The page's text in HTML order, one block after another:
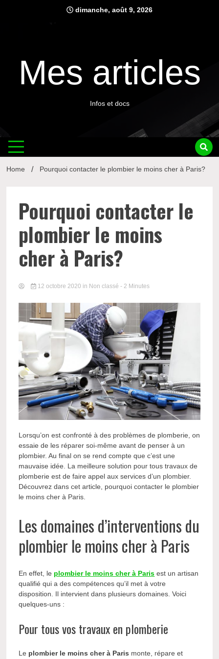
dimanche, août 9, 2026
Mes articles
Infos et docs
Home Pourquoi contacter le plombier le moins cher à Paris?
Pourquoi contacter le
plombier le moins
cher à Paris?
12 octobre 2020 in Non classé - 2 Minutes
Lorsqu’on est confronté à des problèmes de plomberie, on
essaie de les réparer soi-même avant de penser à un
plombier. Au final on se rend compte que c’est une
mauvaise idée. La meilleure solution pour tous travaux de
plomberie est de faire appel aux services d’un plombier.
Découvrez dans cet article, pourquoi contacter le plombier
le moins cher à Paris.
Les domaines d’interventions du
plombier le moins cher à Paris
En effet, le plombier le moins cher à Paris est un artisan
qualifié qui a des compétences qu’il met à votre
disposition. Il intervient dans plusieurs domaines. Voici
quelques-uns :
Pour tous vos travaux en plomberie
Le plombier le moins cher à Paris monte, répare et